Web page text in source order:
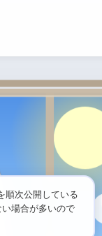
順次公開している
場合が多いので